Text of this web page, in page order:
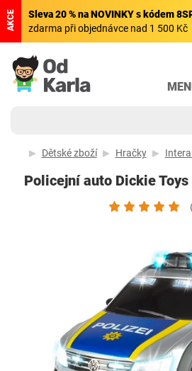
AKCE Sleva 20 % na NOVINKY s kódem
zdarma při objednávce nad 1 500 Kč
Dětské zboží Hračky
Policejní auto Dickie